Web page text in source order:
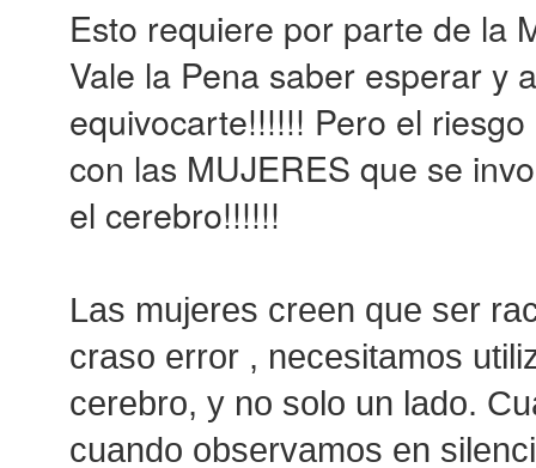
Esto requiere por parte de la
Vale la Pena saber esperar y
equivocarte!!!!!! Pero el
con las MUJERES que se
el cerebro!!!!!!
Las mujeres creen que ser
craso error , necesitamos
cerebro, y no solo un lado.
cuando observamos en